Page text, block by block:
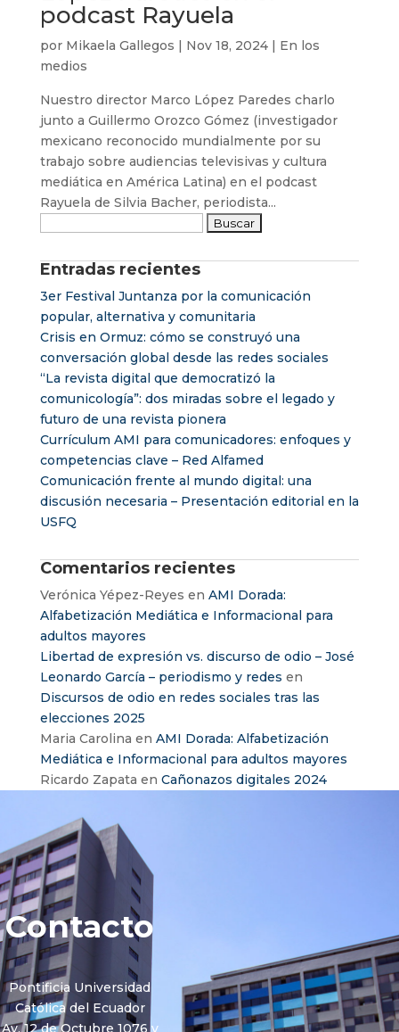
podcast Rayuela
por Mikaela Gallegos | Nov 18, 2024| En los
medios
Nuestro director Marco López Paredes charlo
junto a Guillermo Orozco Gómez (investigador
mexicano reconocido mundialmente por su
trabajo sobre audiencias televisivas y cultura
mediática en América Latina) en el podcast
Rayuela de Silvia Bacher, periodista...
Entradas recientes
3er Festival Juntanza por la comunicación
popular, alternativa y comunitaria
Crisis en Ormuz: cómo se construyó una
conversación global desde las redes sociales
“La revista digital que democratizó la
comunicología”: dos miradas sobre el legado y
futuro de una revista pionera
Currículum AMI para comunicadores: enfoques y
competencias clave – Red Alfamed
Comunicación frente al mundo digital: una
discusión necesaria – Presentación editorial en la
USFQ
Comentarios recientes
Verónica Yépez-Reyes en AMI Dorada:
Alfabetización Mediática e Informacional para
adultos mayores
Libertad de expresión vs. discurso de odio – José
Leonardo García – periodismo y redes en
Discursos de odio en redes sociales tras las
elecciones 2025
Maria Carolina en AMI Dorada: Alfabetización
Mediática e Informacional para adultos mayores
Ricardo Zapata en Cañonazos digitales 2024
Contacto
Pontificia Universidad
Católica del Ecuador
Av. 12 de Octubre 1076 y